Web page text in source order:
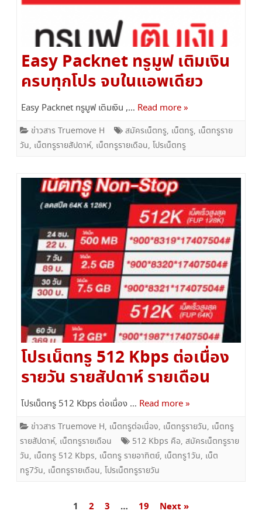
Easy Packnet ทรูมูฟ เติมเงิน
ครบทุกโปร จบในแอพเดียว
Easy Packnet ทรูมูฟ เติมเงิน ,… Read more »
ข่าวสาร Truemove H สมัครเน็ตทรู, เน็ตทรู, เน็ตทรูราย
วัน, เน็ตทรูรายสัปดาห์, เน็ตทรูรายเดือน, โปรเน็ตทรู
โปรเน็ตทรู 512 Kbps ต่อเนื่อง
รายวัน รายสัปดาห์ รายเดือน
โปรเน็ตทรู 512 Kbps ต่อเนื่อง … Read more »
ข่าวสาร Truemove H, เน็ตทรูต่อเนื่อง, เน็ตทรูรายวัน, เน็ตทรู
รายสัปดาห์, เน็ตทรูรายเดือน 512 Kbps คือ, สมัครเน็ตทรูราย
วัน, เน็ตทรู 512 Kbps, เน็ตทรู รายอาทิตย์, เน็ตทรู1วัน, เน็ต
ทรู7วัน, เน็ตทรูรายเดือน, โปรเน็ตทรูรายวัน
1 2 3 … 19 Next »